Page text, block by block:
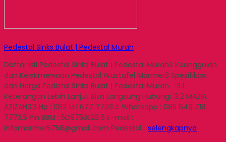
Pedestal Sinks Bulat | Pedestal Murah
Daftar Isi1 Pedestal Sinks Bulat | Pedestal Murah2 Keunggulan
dan Keistimewaan Pedestal Wastafel Marmer3 Spesifikasi
dan Harga Pedistal Sinks Bulat | Pedestal Murah :3.1
Keterangan Lebih Lanjut Bisa Langsung Hubungi :3.2 MAZIA
AZIZAH3.3 Hp : 082 141 677 7703.4 Whatsapp : 085 649 718
7773.5 Pin BBM : 5D975BE23.6 E-mail :
infomarmer5758@gmail.com Pedestal… selengkapnya